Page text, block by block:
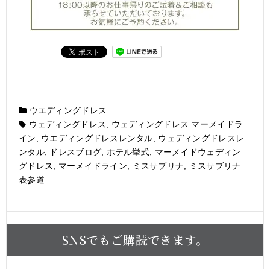
ウエディングドレス
ウェディングドレス
ウェディングドレス マーメイドラ
イン
ウエディングドレスレンタル
ウェディングドレスレ
ンタル, ドレスブログ ホテル挙式
マーメイドウェディン
グドレス
マーメイドライン ミスサブリナ
ミスサブリナ
表参道
SNSでもご購読できます。